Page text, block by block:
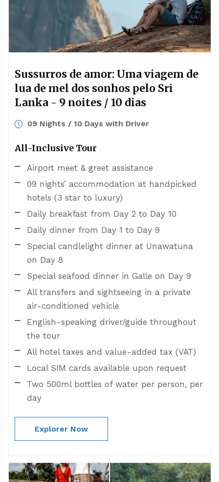
Sussurros de amor: Uma viagem de
lua de mel dos sonhos pelo Sri
Lanka - 9 noites / 10 dias
09 Nights / 10 Days with Driver
All-Inclusive Tour
Airport meet & greet assistance
09 nights’ accommodation at handpicked
hotels (3 star to luxury)
Daily breakfast from Day 2 to Day 10
Daily dinner from Day 1 to Day 9
Special candlelight dinner at Unawatuna
on Day 8
Special seafood dinner in Galle on Day 9
All transfers and sightseeing in a private
air-conditioned vehicle
English-speaking driver/guide throughout
the tour
All hotel taxes and value-added tax (VAT)
Local SIM cards available upon request
Two 500ml bottles of water per person, per
day
Explorer Now